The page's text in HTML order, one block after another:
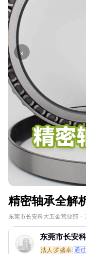
‹
精密轴承全解
东莞市长安科大五金营业部 ·
东莞市长安
法人:罗盛卓 通